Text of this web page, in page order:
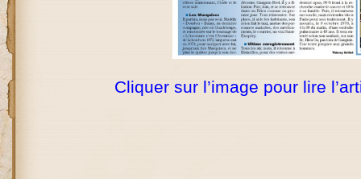
Cliquer sur l’image pour lire